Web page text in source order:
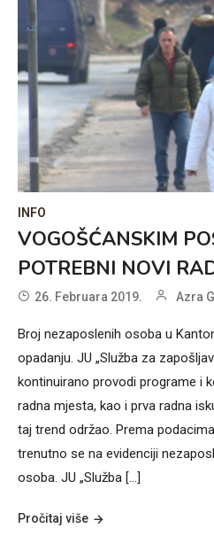
INFO
VOGOŠĆANSKIM
POTREBNI NOVI
26. Februara 2019. Azra
Broj nezaposlenih osoba u
opadanju. JU „Služba za
kontinuirano provodi programe i
radna mjesta, kao i prva radna
taj trend održao. Prema
trenutno se na evidenciji
osoba. JU „Služba […]
Pročitaj više